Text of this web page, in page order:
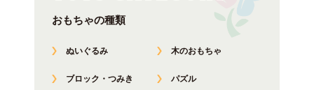
おもちゃの種類
ぬいぐるみ 木のおもちゃ
ブロック・つみき パズル